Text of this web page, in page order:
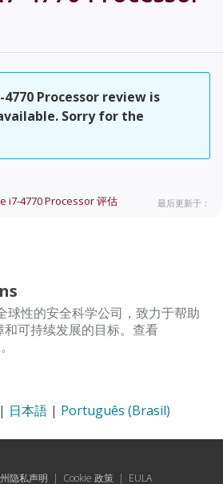
Processor review is
Sorry for the
i7-4770 Processor评估 最后更新于：
性的安全科学公司，致力于帮助
可持续发展的目标。查看
| 日本語 | Português (Brasil)
隐私声明 | Cookie 政策| EULA